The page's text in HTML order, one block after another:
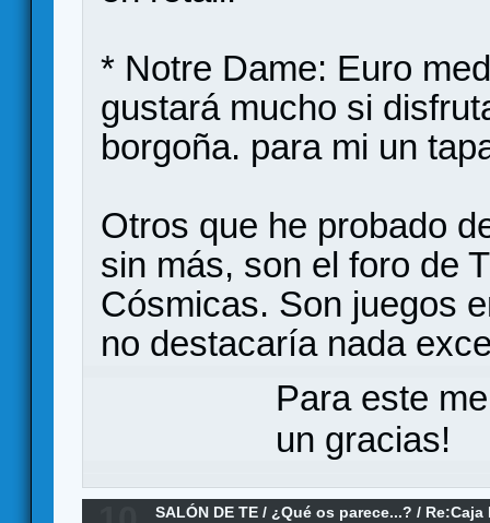
* Notre Dame: Euro
gustará mucho si
borgoña. para mi un
Otros que he probado
sin más, son el foro de
Cósmicas. Son juegos
no destacaría nada
Para este
un gracias!
SALÓN DE TE / ¿Qué os parece...? /